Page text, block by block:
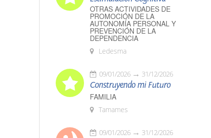
OTRAS ACTIVIDADES DE
PROMOCIÓN DE LA
AUTONOMÍA PERSONAL Y
PREVENCIÓN DE LA
DEPENDENCIA
Ledesma
09/01/2026 31/12/2026
Construyendo mi Futuro
FAMILIA
Tamames
09/01/2026 31/12/2026